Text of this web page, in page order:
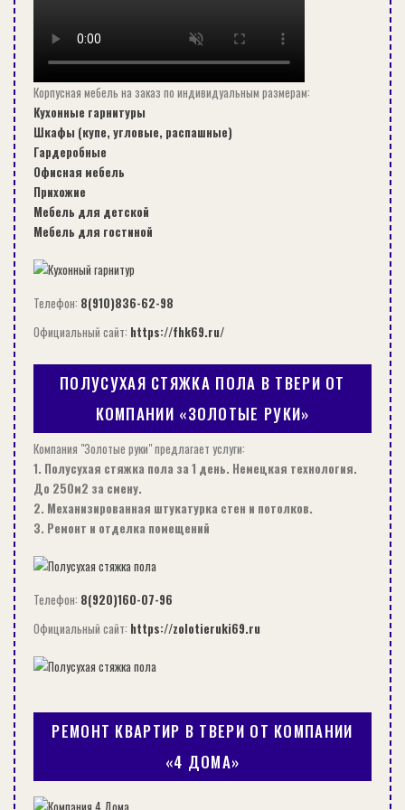
металлические конструкции для
оштукатуривания;
предназначающиеся для работ по
гипсокартону;
стальные трубы;
горки (кучки) из строительной смеси;
растворные выравниватели.
Каждый вид направляющих имеет массу
достоинств, ну, и, конечно же, ряд
незначительных недостатков.
Древесные конструкции
Деревянные маяки для выравнивания пола
используют редко, так как уровень не всегда
точный. Почему их тогда применяют? Из-за
приемлемой цены и возможности
формирования любой толщины слоя.
Используются чаще всего при сухой стяжке.
Штукатурные металлические рейки
Металлические изделия для работы с
гипсокартоном
Маяки под стяжку из металла (Т и П-образного
профиля) очень востребованы, поскольку
дешёвые и простые в монтаже. Однако толщина
слоя строго фиксируется устройством – не
более 30 или 60 мм (в зависимости от размера
профиля). Применяются при цементной и сухой
стяжке (засыпке).
Корпусная мебель на заказ по индивидуальным размерам:
Кухонные гарнитуры
Шкафы (купе, угловые, распашные)
Гардеробные
Офисная мебель
Прихожие
Мебель для детской
Мебель для гостиной
Телефон: 8(910)836-62-98
Официальный сайт: https://fhk69.ru/
ПОЛУСУХАЯ СТЯЖКА ПОЛА В ТВЕРИ ОТ
КОМПАНИИ «ЗОЛОТЫЕ РУКИ»
Компания "Золотые руки" предлагает услуги:
1. Полусухая стяжка пола за 1 день. Немецкая технология.
До 250м2 за смену.
2. Механизированная штукатурка стен и потолков.
3. Ремонт и отделка помещений
Телефон: 8(920)160-07-96
Официальный сайт: https://zolotieruki69.ru
РЕМОНТ КВАРТИР В ТВЕРИ ОТ КОМПАНИИ
«4 ДОМА»